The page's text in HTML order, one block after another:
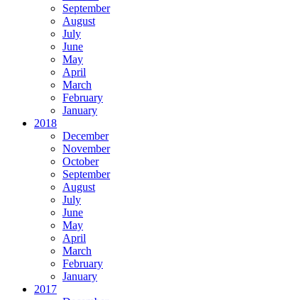
September
August
July
June
May
April
March
February
January
2018
December
November
October
September
August
July
June
May
April
March
February
January
2017